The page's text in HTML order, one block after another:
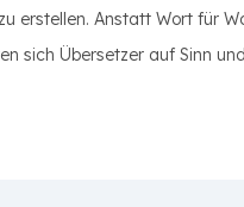
erstellen. Anstatt Wort für
sich Übersetzer auf Sinn